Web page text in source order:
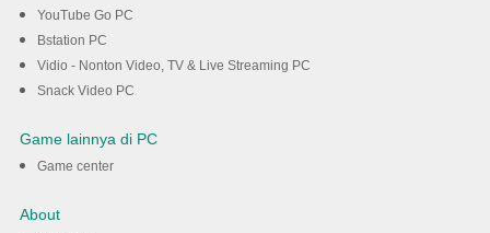
YouTube Go PC
Bstation PC
Vidio - Nonton Video, TV & Live Streaming PC
Snack Video PC
Game lainnya di PC
Game center
About